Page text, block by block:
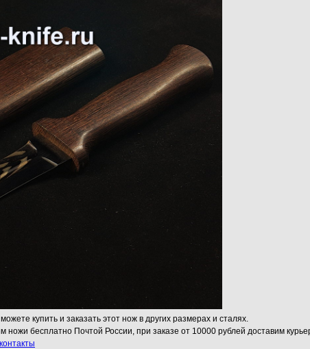
купить и заказать этот нож в других размерах и сталях.
ножи бесплатно Почтой России, при заказе от 10000 рублей доставим
контакты